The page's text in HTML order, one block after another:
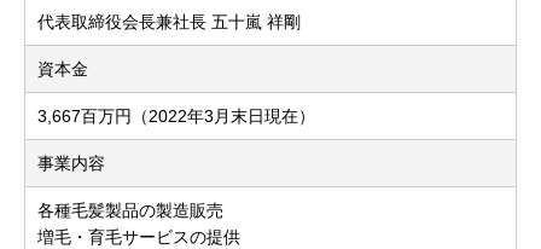
代表取締役会長兼社長 五十嵐 祥剛
資本金
3,667百万円（2022年3月末日現在）
事業内容
各種毛髪製品の製造販売
増毛・育毛サービスの提供